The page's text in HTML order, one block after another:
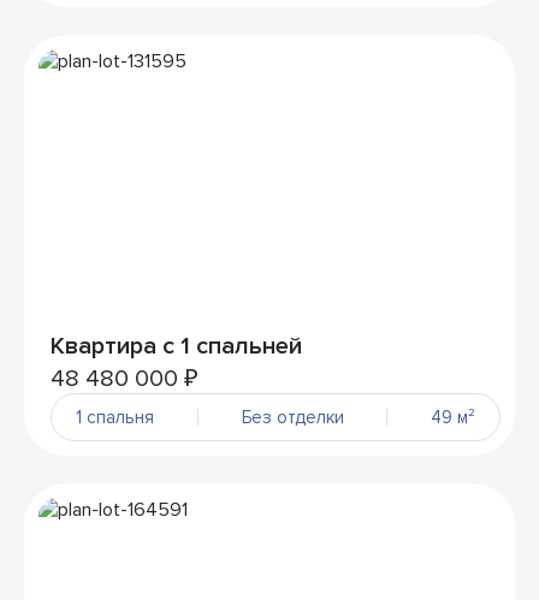
Квартира с 1 спальней
48 480 000 ₽
1 спальня Без отделки 49 м²